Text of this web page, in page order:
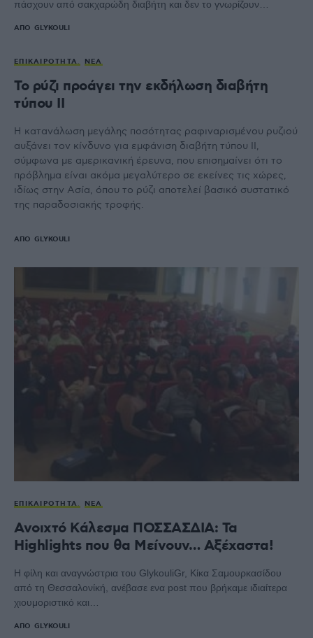
πάσχουν από σακχαρώδη διαβήτη και δεν το γνωρίζουν…
ΑΠΌ GLYKOULI
ΕΠΙΚΑΙΡΌΤΗΤΑ ΝΈΑ
Το ρύζι προάγει την εκδήλωση διαβήτη
τύπου ΙΙ
Η κατανάλωση μεγάλης ποσότητας ραφιναρισμένου ρυζιού
αυξάνει τον κίνδυνο για εμφάνιση διαβήτη τύπου ΙΙ,
σύμφωνα με αμερικανική έρευνα, που επισημαίνει ότι το
πρόβλημα είναι ακόμα μεγαλύτερο σε εκείνες τις χώρες,
ιδίως στην Ασία, όπου το ρύζι αποτελεί βασικό συστατικό
της παραδοσιακής τροφής.
ΑΠΌ GLYKOULI
ΕΠΙΚΑΙΡΌΤΗΤΑ ΝΈΑ
Ανοιχτό Κάλεσμα ΠΟΣΣΑΣΔΙΑ: Τα
Highlights που θα Μείνουν… Αξέχαστα!
Η φίλη και αναγνώστρια του GlykouliGr, Κίκα Σαμουρκασίδου
από τη Θεσσαλονίκή, ανέβασε ενα post που βρήκαμε ιδιαίτερα
χιουμοριστικό και…
ΑΠΌ GLYKOULI